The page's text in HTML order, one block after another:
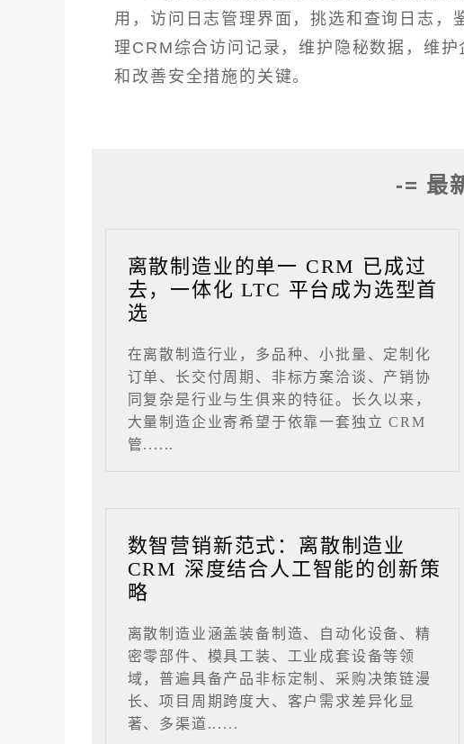
用，访问日志管理界面，挑选和查询日志
理CRM综合访问记录，维护隐秘数据，维
和改善安全措施的关键。
-= 最
离散制造业的单一 CRM 已成过
去，一体化 LTC 平台成为选型首
选
在离散制造行业，多品种、小批量、定制化
订单、长交付周期、非标方案洽谈、产销协
同复杂是行业与生俱来的特征。长久以来，
大量制造企业寄希望于依靠一套独立 CRM
管......
数智营销新范式：离散制造业
CRM 深度结合人工智能的创新策
略
离散制造业涵盖装备制造、自动化设备、精
密零部件、模具工装、工业成套设备等领
域，普遍具备产品非标定制、采购决策链漫
长、项目周期跨度大、客户需求差异化显
著、多渠道......